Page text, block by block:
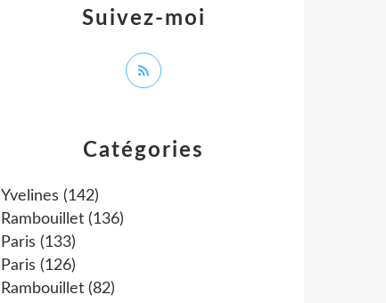
Catégories
Yvelines (142)
Rambouillet (136)
Paris (133)
Paris (126)
Rambouillet (82)
Suivez-moi